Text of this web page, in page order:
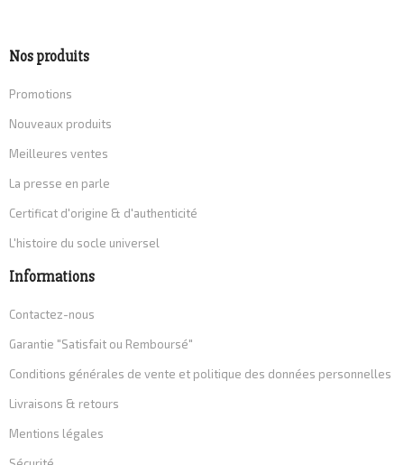
Nos produits
Promotions
Nouveaux produits
Meilleures ventes
La presse en parle
Certificat d'origine & d'authenticité
L'histoire du socle universel
Informations
Contactez-nous
Garantie "Satisfait ou Remboursé"
Conditions générales de vente et politique des données personnelles
Livraisons & retours
Mentions légales